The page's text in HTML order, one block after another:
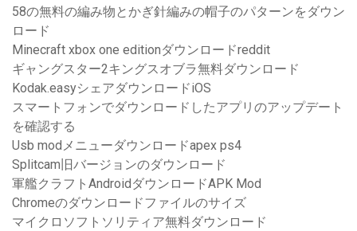
58の無料の編み物とかぎ針編みの帽子のパターンをダウン
ロード
Minecraft xbox one editionダウンロードreddit
ギャングスター2キングスオブラ無料ダウンロード
Kodak.easyシェアダウンロードiOS
スマートフォンでダウンロードしたアプリのアップデート
を確認する
Usb modメニューダウンロードapex ps4
Splitcam旧バージョンのダウンロード
軍艦クラフトAndroidダウンロードAPK Mod
Chromeのダウンロードファイルのサイズ
マイクロソフトソリティア無料ダウンロード